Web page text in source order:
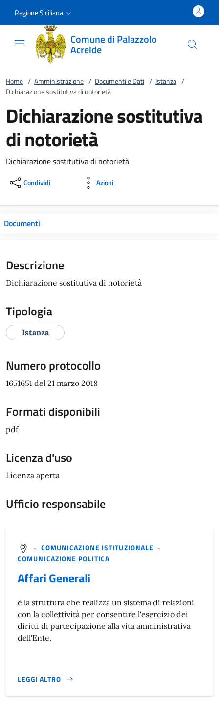
Regione Siciliana
Comune di Palazzolo
Acreide
Home / Amministrazione / Documenti e Dati / Istanza /
Dichiarazione sostitutiva di notorietà
Dichiarazione sostitutiva
di notorietà
Dichiarazione sostitutiva di notorietà
Condividi Azioni
Documenti
Descrizione
Dichiarazione sostitutiva di notorietà
Tipologia
Istanza
Numero protocollo
1651651 del 21 marzo 2018
Formati disponibili
pdf
Licenza d'uso
Licenza aperta
Ufficio responsabile
- COMUNICAZIONE ISTITUZIONALE -
COMUNICAZIONE POLITICA
Affari Generali
è la struttura che realizza un sistema di relazioni
con la collettività per consentire l'esercizio dei
diritti di partecipazione alla vita amministrativa
dell'Ente.
LEGGI ALTRO
}